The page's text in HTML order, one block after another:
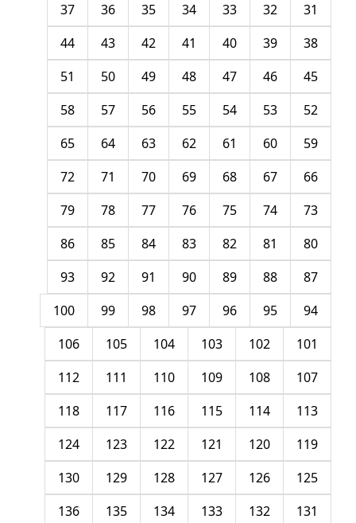
31
32
33
34
35
36
37
38
39
40
41
42
43
44
45
46
47
48
49
50
51
52
53
54
55
56
57
58
59
60
61
62
63
64
65
66
67
68
69
70
71
72
73
74
75
76
77
78
79
80
81
82
83
84
85
86
87
88
89
90
91
92
93
94
95
96
97
98
99
100
101
102
103
104
105
106
107
108
109
110
111
112
113
114
115
116
117
118
119
120
121
122
123
124
125
126
127
128
129
130
131
132
133
134
135
136